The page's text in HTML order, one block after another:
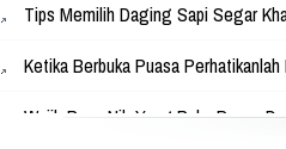
Tips Memilih Daging Sapi Segar
Ketika Berbuka Puasa Perhatikanlah
Wajib Baca Nih Yang Buka Puasa